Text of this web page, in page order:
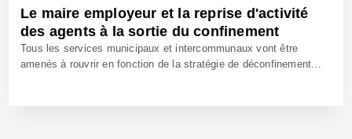
Le maire employeur et la reprise d'activité
des agents à la sortie du confinement
Tous les services municipaux et intercommunaux vont être
amenés à rouvrir en fonction de la stratégie de déconfinement...